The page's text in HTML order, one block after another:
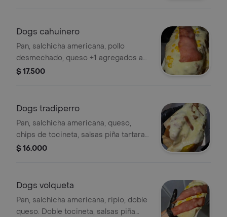
Dogs cahuinero
Pan, salchicha americana, pollo
desmechado, queso +1 agregados a
elección entre maduro, piña calada,
$ 17.500
Dogs tradiperro
Pan, salchicha americana, queso,
chips de tocineta, salsas piña tartara
y rosada.
$ 16.000
Dogs volqueta
Pan, salchicha americana, ripio, doble
queso. Doble tocineta, salsas piña